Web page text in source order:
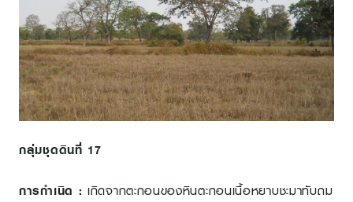
กลุ่มชุดดินที่ 17
การกำเนิด : เกิดจากตะกอนของหินตะกอนเนื้อหยาบชะมาทับถม